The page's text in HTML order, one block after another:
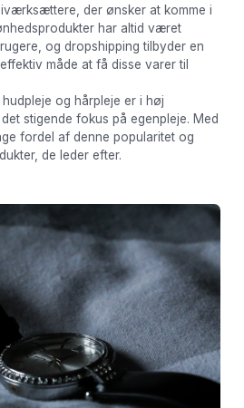
der ønsker at komme i
har altid været
og dropshipping tilbyder en
måde at få disse varer til
og hårpleje er i høj
stigende fokus på egenpleje. Med
fordel af denne popularitet og
de leder efter.